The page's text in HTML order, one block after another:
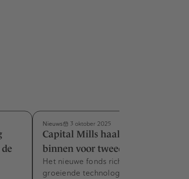
Nieuws 3 oktober 2025
Capital Mills haalt eerste sluiting
binnen voor tweede RBF-fonds
Het nieuwe fonds richt zich op
groeiende technologiebedrijven in